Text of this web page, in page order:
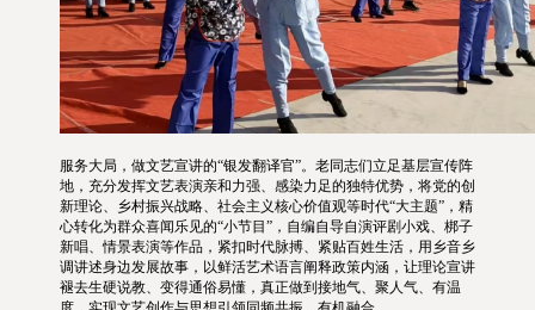
服务大局，做文艺宣讲的“银发翻译官”。老同志们立足基层宣传阵
地，充分发挥文艺表演亲和力强、感染力足的独特优势，将党的创
新理论、乡村振兴战略、社会主义核心价值观等时代“大主题”，精
心转化为群众喜闻乐见的“小节目”，自编自导自演评剧小戏、梆子
新唱、情景表演等作品，紧扣时代脉搏、紧贴百姓生活，用乡音乡
调讲述身边发展故事，以鲜活艺术语言阐释政策内涵，让理论宣讲
褪去生硬说教、变得通俗易懂，真正做到接地气、聚人气、有温